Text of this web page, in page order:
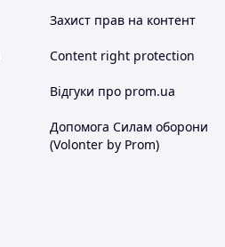
Захист прав на контент
Content right protection
Відгуки про prom.ua
Допомога Силам оборони
(Volonter by Prom)